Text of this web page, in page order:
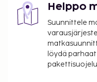
Kausiluontoinen
toukokuusta
Yksi korkeintaan
majoittua
vanhemman tai
Helppo
Suunnittele
löydä